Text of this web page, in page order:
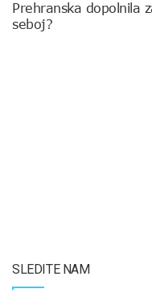
Prehranska dopolnila
seboj?
SLEDITE NAM